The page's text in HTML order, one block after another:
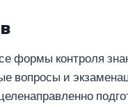
формы контроля
вопросы и